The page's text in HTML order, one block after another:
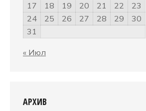
17
18 19 20 21 22
23
24
25 26 27 28 29
30
31
« Июл
АРХИВ